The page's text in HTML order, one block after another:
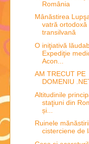
România
Mânăstirea
vatră ortodoxă
transilvană
O iniţiativă
Expediţie
Acon...
AM TRECUT PE
DOMENIU
Altitudinile
staţiuni din
și...
Ruinele
cisterciene de